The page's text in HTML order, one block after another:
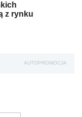
z rynku
AUTOPROMOCJA